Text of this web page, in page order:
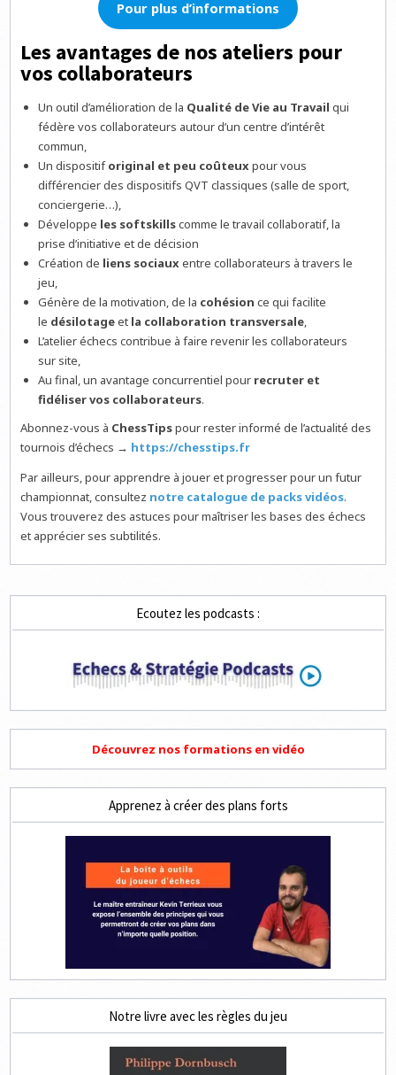
Pour plus d’informations
Les avantages de nos ateliers pour
vos collaborateurs
Un outil d’amélioration de la Qualité de Vie au Travail qui
fédère vos collaborateurs autour d’un centre d’intérêt
commun,
Un dispositiforiginal et peu coûteux pour vous
différencier des dispositifs QVT classiques (salle de sport,
conciergerie…),
Développe les softskillscomme le travail collaboratif, la
prise d’initiative et de décision
Création de liens sociaux entre collaborateurs à travers le
jeu,
Génère de la motivation, de la cohésion ce qui facilite
le désilotageet la collaboration transversale
L’atelier échecs contribue à faire revenir les collaborateurs
sur site,
Au final, un avantage concurrentiel pour recruter et
fidéliser vos collaborateurs.
Abonnez-vous à ChessTipspour rester informé de l’actualité des
tournois d’échecs → https://chesstips.fr
Par ailleurs, pour apprendre à jouer et progresser pour un futur
championnat, consultez notre catalogue de packs vidéos.
Vous trouverez des astuces pour maîtriser les bases des échecs
et apprécier ses subtilités.
Ecoutez les podcasts :
Découvrez nos formations en vidéo
Apprenez à créer des plans forts
Notre livre avec les règles du jeu